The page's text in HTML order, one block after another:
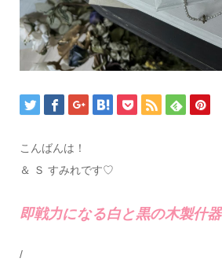
こんばんは！
＆ Ｓ すみれです♡
即戦力になる白と黒の木製什器
/